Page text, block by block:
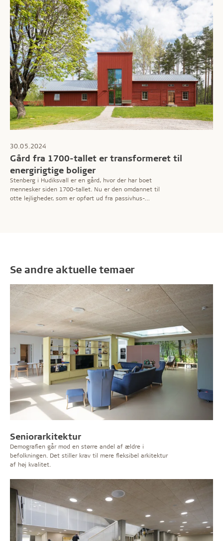
30.05.2024
Gård fra 1700-tallet er transformeret til
energirigtige boliger
Stenberg i Hudiksvall er en gård, hvor der har boet
mennesker siden 1700-tallet. Nu er den omdannet til
otte lejligheder, som er opført ud fra passivhus-
Se andre aktuelle temaer
Seniorarkitektur
Demografien går mod en større andel af ældre i
befolkningen. Det stiller krav til mere fleksibel arkitektur
af høj kvalitet.